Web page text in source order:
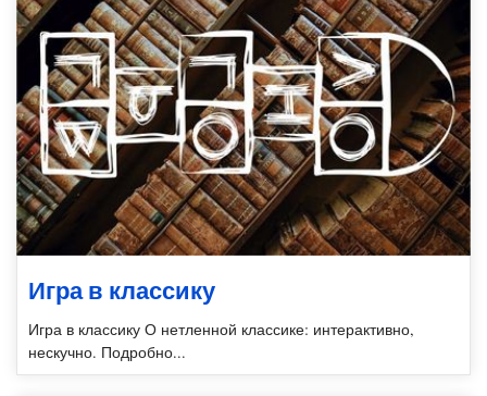
Игра в классику
Игра в классику О нетленной классике: интерактивно,
нескучно. Подробно...